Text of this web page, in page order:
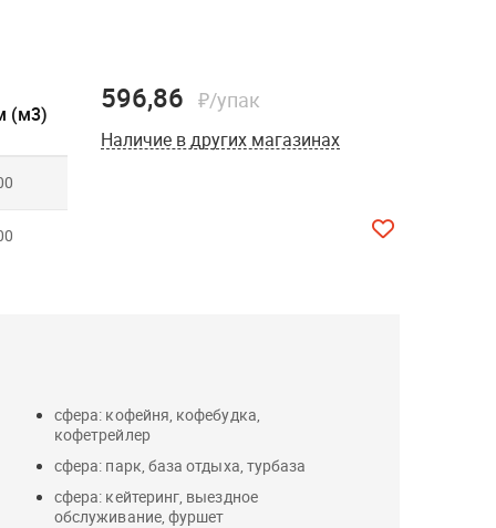
(м3) 596,86 ₽/упак
Наличие в других магазинах
сфера: кофейня, кофебудка,
кофетрейлер
сфера: парк, база отдыха, турбаза
сфера: кейтеринг, выездное
обслуживание, фуршет